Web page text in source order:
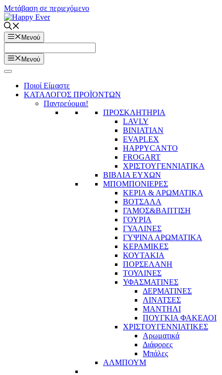
Μετάβαση σε περιεχόμενο
Μενού
Μενού
Ποιοί Είμαστε
ΚΑΤΑΛΟΓΟΣ ΠΡΟΪΟΝΤΩΝ
Παντρεύομαι!
ΠΡΟΣΚΛΗΤΗΡΙΑ
LAVLY
BINIATIAN
EVAPLEX
HAPPYCANTO
FROGART
ΧΡΙΣΤΟΥΓΕΝΝΙΑΤΙΚΑ
ΒΙΒΛΙΑ ΕΥΧΩΝ
ΜΠΟΜΠΟΝΙΕΡΕΣ
ΚΕΡΙΑ & ΑΡΩΜΑΤΙΚΑ
ΒΟΤΣΑΛΑ
ΓΑΜΟΣ&ΒΑΠΤΙΣΗ
ΓΟΥΡΙΑ
ΓΥΑΛΙΝΕΣ
ΓΥΨΙΝΑ ΑΡΩΜΑΤΙΚΑ
ΚΕΡΑΜΙΚΕΣ
ΚΟΥΤΑΚΙΑ
ΠΟΡΣΕΛΑΝΗ
ΤΟΥΛΙΝΕΣ
ΥΦΑΣΜΑΤΙΝΕΣ
ΔΕΡΜΑΤΙΝΕΣ
ΛΙΝΑΤΣΕΣ
ΜΑΝΤΗΛΙ
ΠΟΥΓΚΙΑ ΦΑΚΕΛΟΙ
ΧΡΙΣΤΟΥΓΕΝΝΙΑΤΙΚΕΣ
Αρωματικά
Διάφορες
Μπάλες
ΑΛΜΠΟΥΜ